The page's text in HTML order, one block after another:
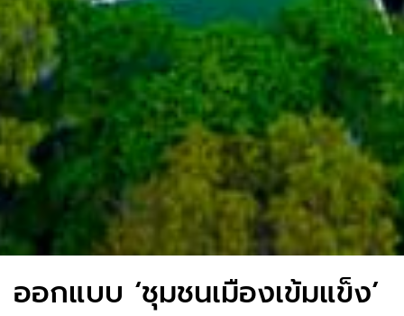
ออกแบบ ‘ชุมชนเมืองเข้มแข็ง’